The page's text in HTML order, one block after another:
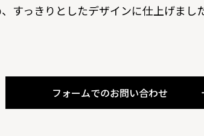
すっきりとしたデザインに仕上げま
フォームでのお問い合わせ